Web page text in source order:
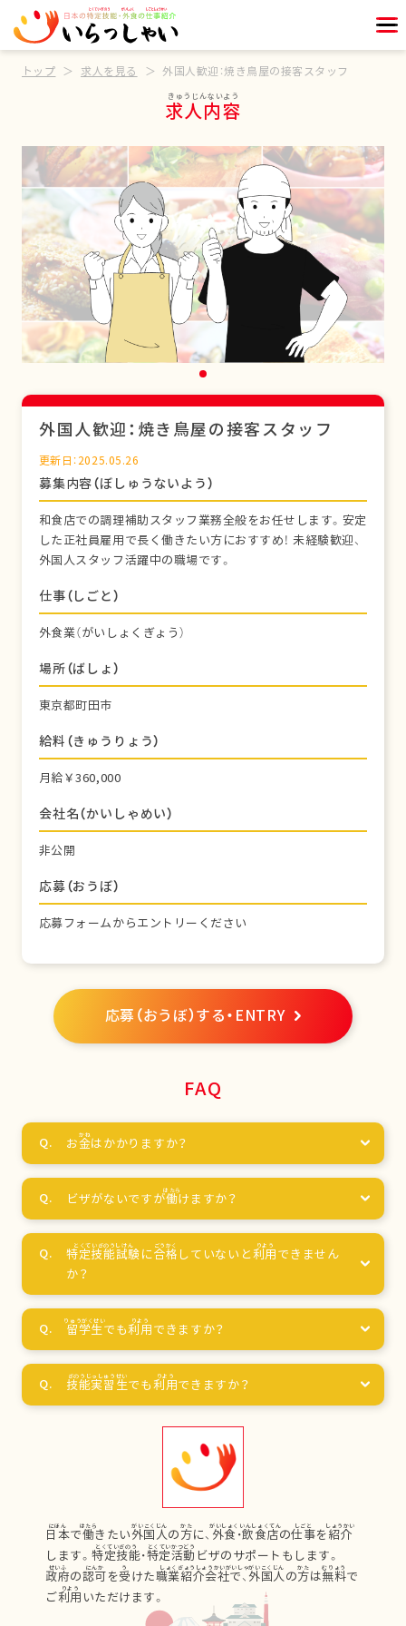
トップ 求人を見る 外国人歓迎：焼き鳥屋の接客スタッフ
求人内容
外国人歓迎：焼き鳥屋の接客スタッフ
更新日：2025.05.26
募集内容（ぼしゅうないよう）
和食店での調理補助スタッフ業務全般をお任せします。安定
した正社員雇用で長く働きたい方におすすめ！ 未経験歓迎、
外国人スタッフ活躍中の職場です。
仕事（しごと）
外食業（がいしょくぎょう）
場所（ばしょ）
東京都町田市
給料（きゅうりょう）
月給￥360,000
会社名（かいしゃめい）
非公開
応募（おうぼ）
応募フォームからエントリーください
応募（おうぼ）する・ENTRY
FAQ
お金はかかりますか？
ビザがないですが働けますか？
特定技能試験に合格 していないと利用 できません
か？
留学生でも利用 できますか？
技能実習生でも利用できますか？
日本で働きたい外国人の方に、 外食 ・飲食店の仕事を紹介
します。特定技能・特定活動 ビザのサポートもします。
政府の認可を受けた職業紹介会社で、 外国人の方は無料で
ご利用 いただけます。